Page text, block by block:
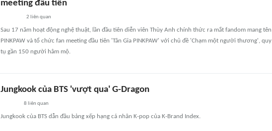
meeting đầu tiên
2 liên quan
Sau 17 năm hoạt động nghệ thuật, lần đầu tiên diễn viên Thùy Anh chính thức ra mắt fandom mang tên
PINKPAW và tổ chức fan meeting đầu tiên 'Tân Gia PINKPAW' với chủ đề 'Chạm một người thương', quy
tụ gần 150 người hâm mộ.
Jungkook của BTS 'vượt qua' G-Dragon
8 liên quan
Jungkook của BTS dẫn đầu bảng xếp hạng cá nhân K-pop của K-Brand Index.